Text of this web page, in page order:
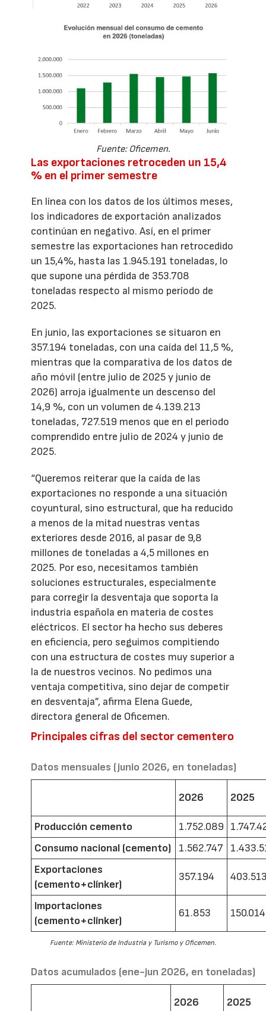
Fuente: Oficemen.
Las exportaciones retroceden un 15,4
% en el primer semestre
En línea con los datos de los últimos meses,
los indicadores de exportación analizados
continúan en negativo. Así, en el primer
semestre las exportaciones han retrocedido
un 15,4%, hasta las 1.945.191 toneladas, lo
que supone una pérdida de 353.708
toneladas respecto al mismo período de
2025.
En junio, las exportaciones se situaron en
357.194 toneladas, con una caída del 11,5 %,
mientras que la comparativa de los datos de
año móvil (entre julio de 2025 y junio de
2026) arroja igualmente un descenso del
14,9 %, con un volumen de 4.139.213
toneladas, 727.519 menos que en el periodo
comprendido entre julio de 2024 y junio de
2025.
“Queremos reiterar que la caída de las
exportaciones no responde a una situación
coyuntural, sino estructural, que ha reducido
a menos de la mitad nuestras ventas
exteriores desde 2016, al pasar de 9,8
millones de toneladas a 4,5 millones en
2025. Por eso, necesitamos también
soluciones estructurales, especialmente
para corregir la desventaja que soporta la
industria española en materia de costes
eléctricos. El sector ha hecho sus deberes
en eficiencia, pero seguimos compitiendo
con una estructura de costes muy superior a
la de nuestros vecinos. No pedimos una
ventaja competitiva, sino dejar de competir
en desventaja”, afirma Elena Guede,
directora general de Oficemen.
Principales cifras del sector cementero
Datos mensuales (junio 2026, en toneladas)
2026 2025
Producción cemento 1.752.089
Consumo nacional (cemento)
1.562.747
Exportaciones
(cemento+clínker)
357.194
Importaciones
(cemento+clínker)
61.853 150.014
Fuente: Ministerio de Industria y Turismo y Oficemen.
Datos acumulados (ene-jun 2026, en toneladas)
2026 2025